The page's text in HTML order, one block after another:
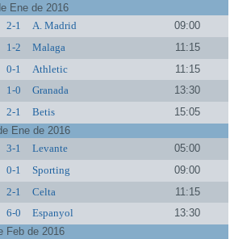
Ene de 2016
2-1 A. Madrid
09:00
1-2 Malaga
11:15
0-1 Athletic
11:15
1-0 Granada
13:30
2-1 Betis
15:05
Ene de 2016
3-1 Levante
05:00
0-1 Sporting
09:00
2-1 Celta
11:15
6-0 Espanyol
13:30
Feb de 2016